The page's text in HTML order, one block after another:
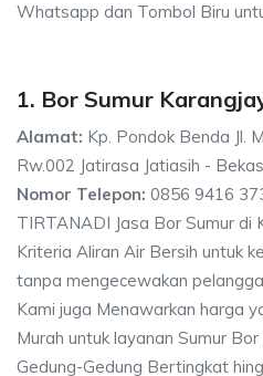
Whatsapp dan Tombol Biru
1. Bor Sumur
Alamat: Kp. Pondok Benda Jl.
Rw.002 Jatirasa Jatiasih -
Nomor Telepon: 0856 9416
TIRTANADI Jasa Bor Sumur di
Kriteria Aliran Air Bersih untuk
tanpa mengecewakan
Kami juga Menawarkan harga
Murah untuk layanan Sumur
Gedung-Gedung Bertingkat